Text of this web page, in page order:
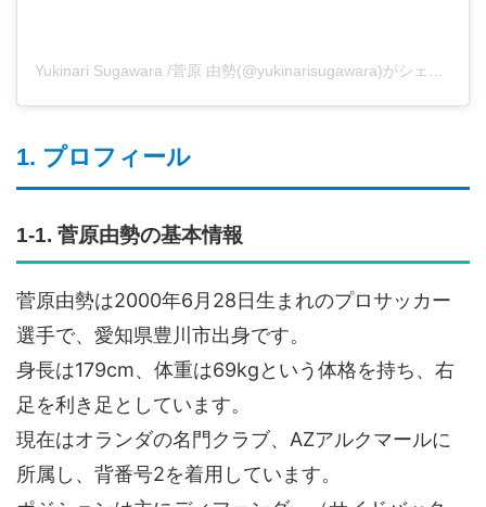
1. プロフィール
1-1. 菅原由勢の基本情報
菅原由勢は2000年6月28日生まれのプロサッカー
選手で、愛知県豊川市出身です。
身長は179cm、体重は69kgという体格を持ち、右
足を利き足としています。
現在はオランダの名門クラブ、AZアルクマールに
所属し、背番号2を着用しています。